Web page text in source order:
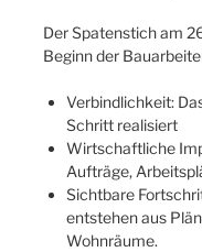
Der Spatenstich am
Beginn der
Verbindlichkeit:
Schritt realisiert
Wirtschaftliche
Aufträge,
Sichtbare
entstehen aus
Wohnräume.